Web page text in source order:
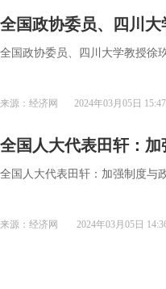
全国政协委员、四川
全国政协委员、四川大学教授徐
来源：经济网 2024年03月05日 15:47
全国人大代表田轩：
全国人大代表田轩：加强制度与
来源：经济网 2024年03月05日